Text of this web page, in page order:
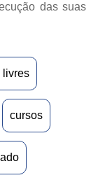
das suas
livres
cursos